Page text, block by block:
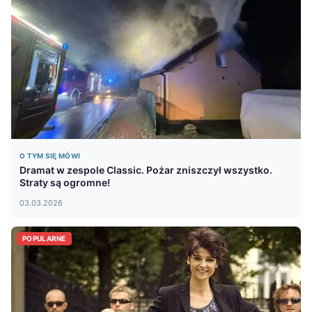
O TYM SIĘ MÓWI
Dramat w zespole Classic. Pożar zniszczył wszystko.
Straty są ogromne!
03.03.2026
POPULARNE